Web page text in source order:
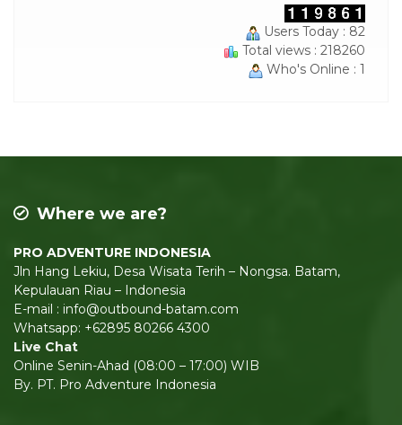
Users Today : 82
Total views : 218260
Who's Online : 1
Where we are?
PRO ADVENTURE INDONESIA
Jln Hang Lekiu, Desa Wisata Terih – Nongsa. Batam,
Kepulauan Riau – Indonesia
E-mail : info@outbound-batam.com
Whatsapp: +62895 80266 4300
Live Chat
Online Senin-Ahad (08:00 – 17:00) WIB
By. PT. Pro Adventure Indonesia